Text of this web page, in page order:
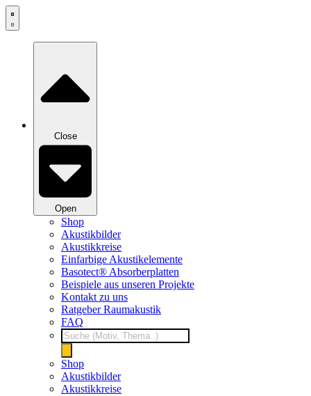
Zum
Inhalt
Close
Open
Shop
Akustikbilder
Akustikkreise
Einfarbige Akustikelemente
Basotect® Absorberplatten
Beispiele aus unseren Projekte
Kontakt zu uns
Ratgeber Raumakustik
FAQ
Products
search
Shop
Akustikbilder
Akustikkreise